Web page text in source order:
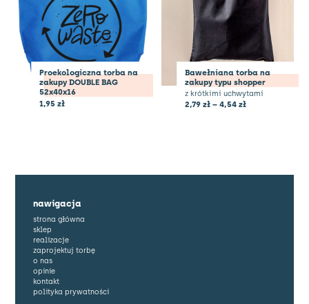
Proekologiczna torba na
zakupy DOUBLE BAG
52x40x16
1,95 zł
Bawełniana torba na
zakupy typu shopper
z krótkimi uchwytami
2,79zł –4,54zł
nawigacja
strona główna
sklep
realizacje
zaprojektuj torbę
o nas
opinie
kontakt
polityka prywatności